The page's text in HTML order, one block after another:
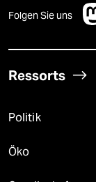
Folgen Sie uns
Ressorts
Politik
Öko